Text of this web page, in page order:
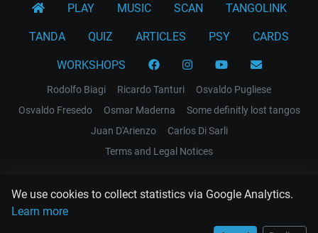
We use cookies to collect statistics via Google Analytics.
Learn more
PLAY MUSIC SCAN TANGOLINK
TANDA QUIZ ARTICLES PSY CARDS
WORKSHOPS
Rodolfo Biagi Ricardo Tanturi
Osvaldo Pugliese
Osvaldo Fresedo
Osmar Maderna
Some definitly lost tangos
Juan D'Arienzo
Carlos Di Sarli
Terms and Legal Notices
EL RECODO TANGO